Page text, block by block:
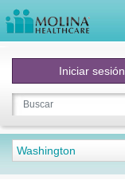
Iniciar sesión
Washington